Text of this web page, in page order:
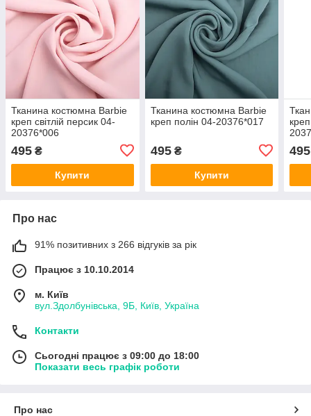
Тканина костюмна Barbie
креп світлій персик 04-
20376*006
495 ₴
Купити
Тканина костюмна Barbie
креп полін 04-20376*017
495₴
Купити
495
Про нас
91% позитивних з 266 відгуків за рік
Працює з 10.10.2014
м. Київ
вул.Здолбунівська, 9Б, Київ, Україна
Контакти
Сьогодні працює з 09:00 до 18:00
Показати весь графік роботи
Про нас